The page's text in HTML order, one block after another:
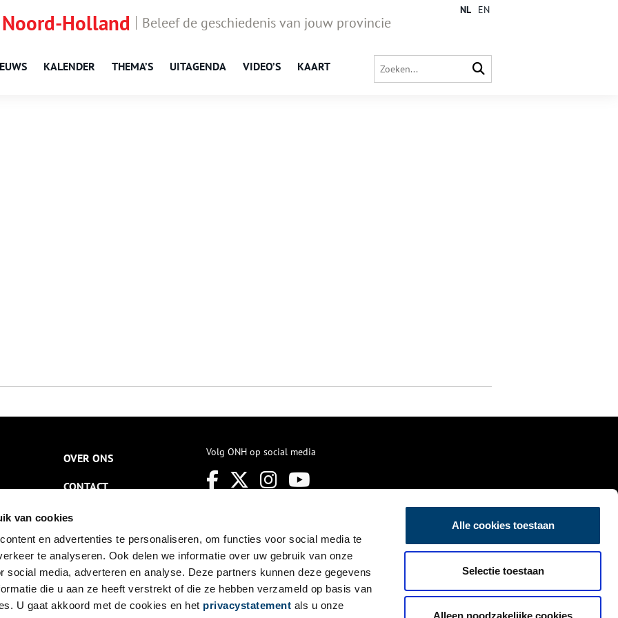
van cookies
en advertenties te personaliseren, om functies voor social media te
te analyseren. Ook delen we informatie over uw gebruik van onze
social media, adverteren en analyse. Deze partners kunnen deze gegevens
die u aan ze heeft verstrekt of die ze hebben verzameld op basis van
U gaat akkoord met de cookies en het privacystatement als u onze
Alle cookies toestaan
Selectie toestaan
Alleen noodzakelijke cookies
Holland Beleef de geschiedenis van jouw provincie
KALENDER THEMA’S UITAGENDA VIDEO’S KAART
NL EN
OVER ONS
CONTACT
NIEUWSBRIEF
DISCLAIMER
PRIVACY
TOEGANKELIJKHEID
Volg ONH op social media